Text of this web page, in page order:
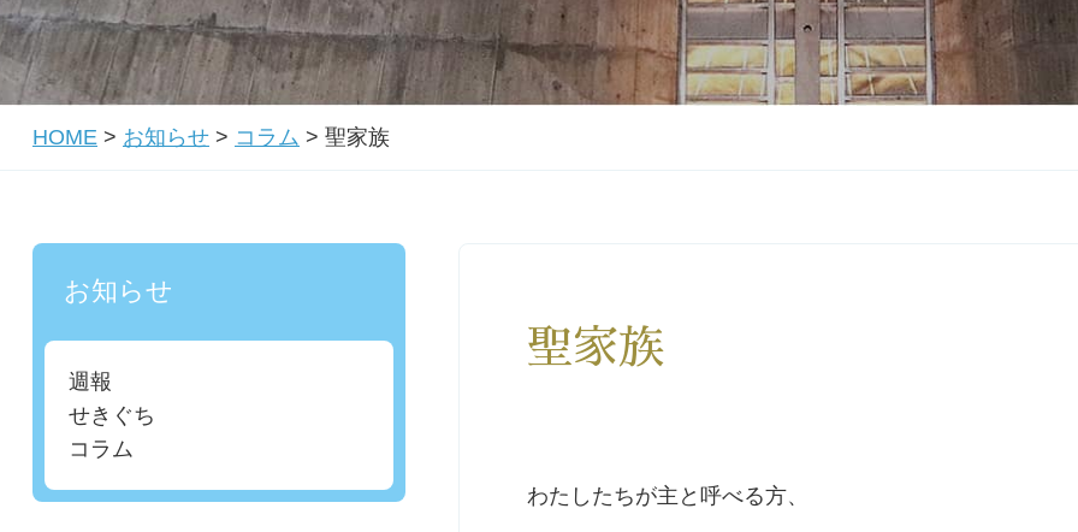
HOME > お知らせ > コラム > 聖家族
聖家族
わたしたちが主と呼べる方、
お知らせ
週報
せきぐち
コラム